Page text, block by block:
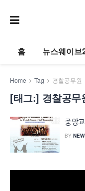
홈 뉴스웨이브
Home Tag 경찰공무원
[태그:] 경찰공무
중앙
BY